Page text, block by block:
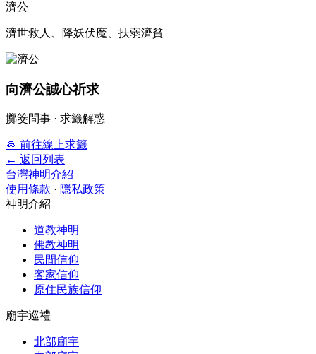
濟公
濟世救人、降妖伏魔、扶弱濟貧
向濟公誠心祈求
擲筊問事 · 求籤解惑
🙏 前往線上求籤
← 返回列表
台灣神明介紹
使用條款 · 隱私政策
神明介紹
道教神明
佛教神明
民間信仰
客家信仰
原住民族信仰
廟宇巡禮
北部廟宇